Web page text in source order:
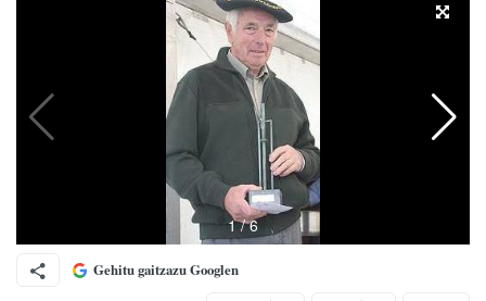
Gehitu gaitzazu Googlen